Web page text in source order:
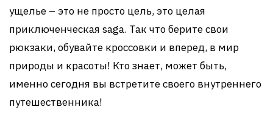
ущелье – это не просто цель, это целая
приключенческая saga. Так что берите свои
рюкзаки, обувайте кроссовки и вперед, в мир
природы и красоты! Кто знает, может быть,
именно сегодня вы встретите своего внутреннего
путешественника!